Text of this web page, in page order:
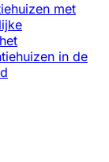
met
in de